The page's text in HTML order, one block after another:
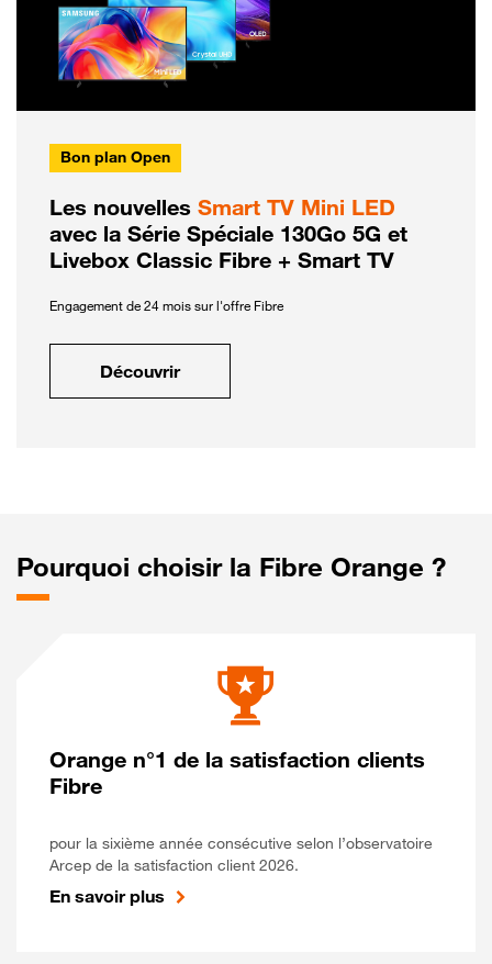
Bon plan Open
Les nouvelles Smart TV Mini LED
avec la Série Spéciale 130Go 5G et
Livebox Classic Fibre + Smart TV
Engagement de 24 mois sur l'offre Fibre
Découvrir
Pourquoi choisir la Fibre Orange ?
Orange n°1 de la satisfaction clients
Fibre
pour la sixième année consécutive selon l’observatoire
Arcep de la satisfaction client 2026.
En savoir plus